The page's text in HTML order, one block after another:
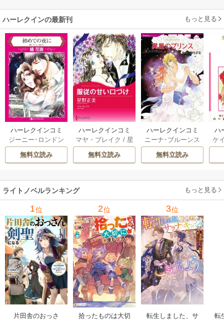
ハーレクインの最新刊 もっと見る
ハーレクインコミ
ックス セット 202
6年 vol.1064 1巻
ジーニー･ロンドン
橘花夜/ メアリ
ー･ライアンズ
ーガン/星合操/ア
ン･ウィール/ 津寺
里可子
無料立読み
ハーレクインコミ
ックス セット 202
6年 vol.1002 1巻
マヤ・ブレイク / 星
野正美/ ヘレン･ブ
ルックス/のわきね
ウェイ/一重夕子
無料立読み
ハーレクインコミ
ックス セット 202
6年 vol.1063 1巻
ニーナ･ブルーンス
おおつきちずる
レベッカ･ヨーク
ーディ/海野みつる
サラ･ウッド/流
水凛子
無料立読み
ハ
ッ
ケ
ザ
ライトノベルランキング もっと見る
1位
片田舎のおっさ
2位
拾ったものは大切
3位
転生しました、サ
転